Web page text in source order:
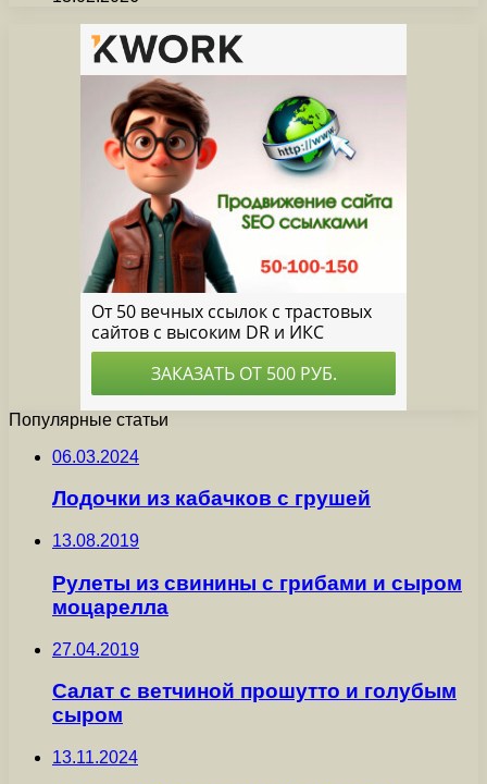
Популярные статьи
06.03.2024
Лодочки из кабачков с грушей
13.08.2019
Рулеты из свинины с грибами и сыром
моцарелла
27.04.2019
Салат с ветчиной прошутто и голубым
сыром
13.11.2024